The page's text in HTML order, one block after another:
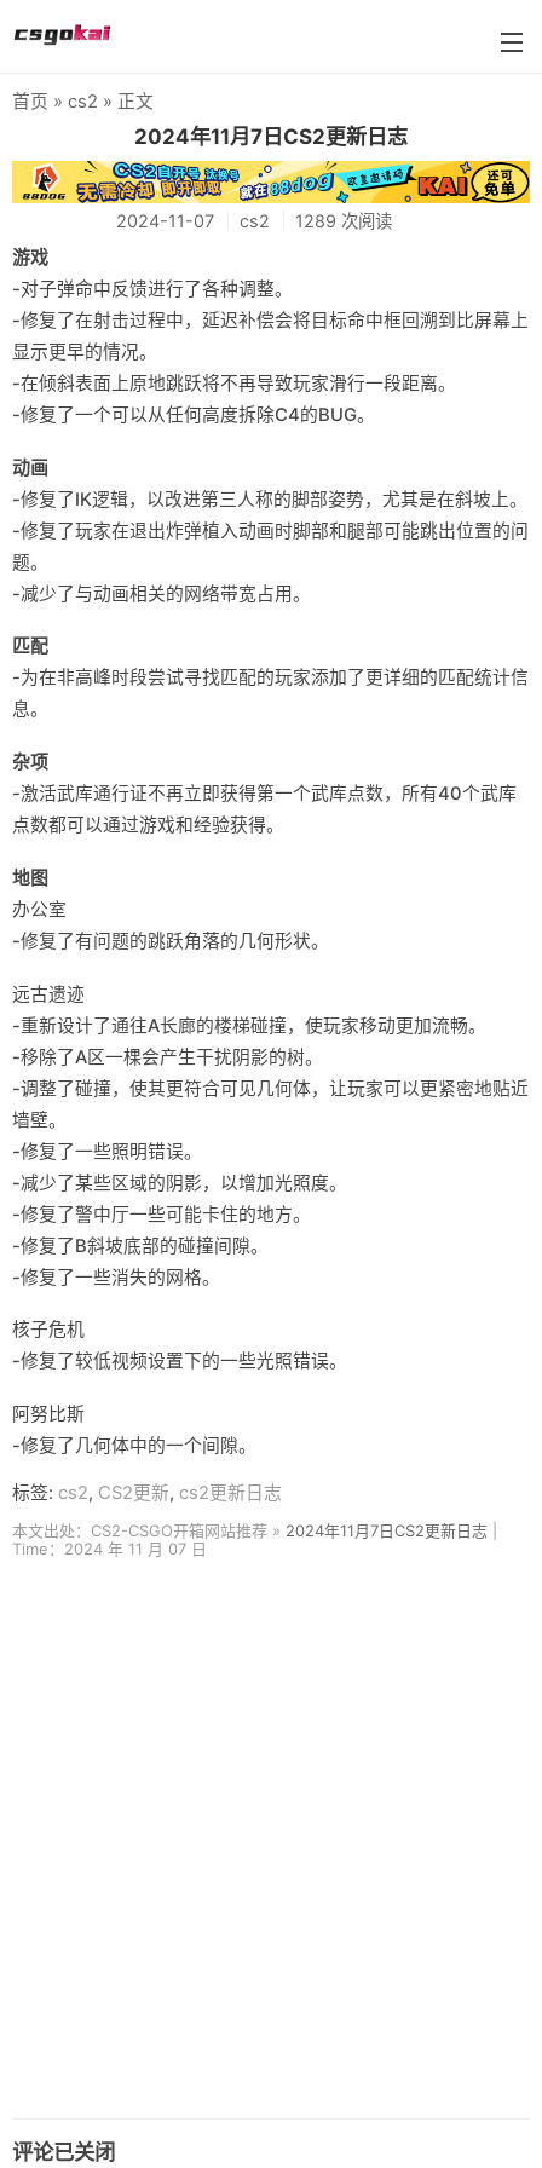
farmskins
88dog
flamecases
首页 » cs2 » 正文
2024年11月7日CS2更新日志
2024-11-07 cs2 1289 次阅读
游戏
-对子弹命中反馈进行了各种调整。
-修复了在射击过程中，延迟补偿会将目标命中框回溯到比屏幕上
显示更早的情况。
-在倾斜表面上原地跳跃将不再导致玩家滑行一段距离。
-修复了一个可以从任何高度拆除C4的BUG。
动画
-修复了IK逻辑，以改进第三人称的脚部姿势，尤其是在斜坡上。
-修复了玩家在退出炸弹植入动画时脚部和腿部可能跳出位置的问
题。
-减少了与动画相关的网络带宽占用。
匹配
-为在非高峰时段尝试寻找匹配的玩家添加了更详细的匹配统计信
息。
杂项
-激活武库通行证不再立即获得第一个武库点数，所有40个武库
点数都可以通过游戏和经验获得。
地图
办公室
-修复了有问题的跳跃角落的几何形状。
远古遗迹
-重新设计了通往A长廊的楼梯碰撞，使玩家移动更加流畅。
-移除了A区一棵会产生干扰阴影的树。
-调整了碰撞，使其更符合可见几何体，让玩家可以更紧密地贴近
墙壁。
-修复了一些照明错误。
-减少了某些区域的阴影，以增加光照度。
-修复了警中厅一些可能卡住的地方。
-修复了B斜坡底部的碰撞间隙。
-修复了一些消失的网格。
核子危机
-修复了较低视频设置下的一些光照错误。
阿努比斯
-修复了几何体中的一个间隙。
标签: cs2, CS2更新, cs2更新日志
本文出处：CS2-CSGO开箱网站推荐 » 2024年11月7日CS2更新日志
Time：2024 年 11 月 07 日
评论已关闭